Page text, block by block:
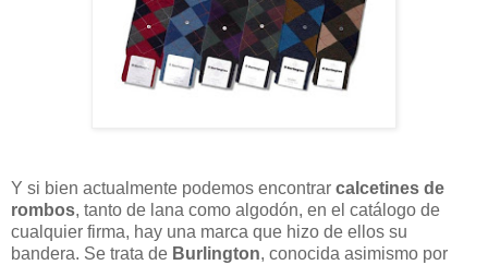
Y si bien actualmente podemos encontrar calcetines de
rombos, tanto de lana como algodón, en el catálogo de
cualquier firma, hay una marca que hizo de ellos su
bandera. Se trata de Burlington, conocida asimismo por